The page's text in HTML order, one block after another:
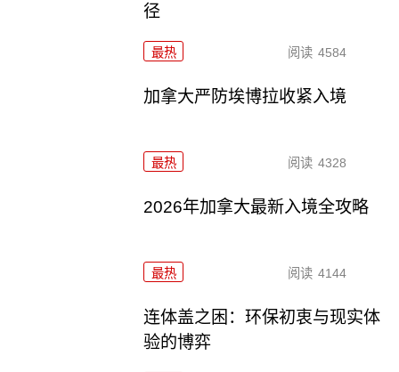
径
最热 阅读 4584
加拿大严防埃博拉收紧入境
最热 阅读 4328
2026年加拿大最新入境全攻略
最热 阅读 4144
连体盖之困：环保初衷与现实体
验的博弈